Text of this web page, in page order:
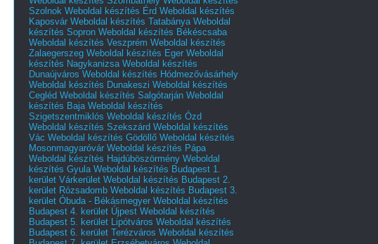
Szolnok Weboldal készítés Érd Weboldal készítés
Kaposvár Weboldal készítés Tatabánya Weboldal
készítés Sopron Weboldal készítés Békéscsaba
Weboldal készítés Veszprém Weboldal készítés
Zalaegerszeg Weboldal készítés Eger Weboldal
készítés Nagykanizsa Weboldal készítés
Dunaújváros Weboldal készítés Hódmezővásárhely
Weboldal készítés Dunakeszi Weboldal készítés
Cegléd Weboldal készítés Salgótarján Weboldal
készítés Baja Weboldal készítés
Szigetszentmiklós Weboldal készítés Ózd
Weboldal készítés Szekszárd Weboldal készítés
Vác Weboldal készítés Gödöllő Weboldal készítés
Mosonmagyaróvár Weboldal készítés Pápa
Weboldal készítés Hajdúböszörmény Weboldal
készítés Gyula Weboldal készítés Budapest 1.
kerület Várkerület Weboldal készítés Budapest 2.
kerület Rózsadomb Weboldal készítés Budapest 3.
kerület Óbuda - Békásmegyer Weboldal készítés
Budapest 4. kerület Újpest Weboldal készítés
Budapest 5. kerület Lipótváros Weboldal készítés
Budapest 6. kerület Terézváros Weboldal készítés